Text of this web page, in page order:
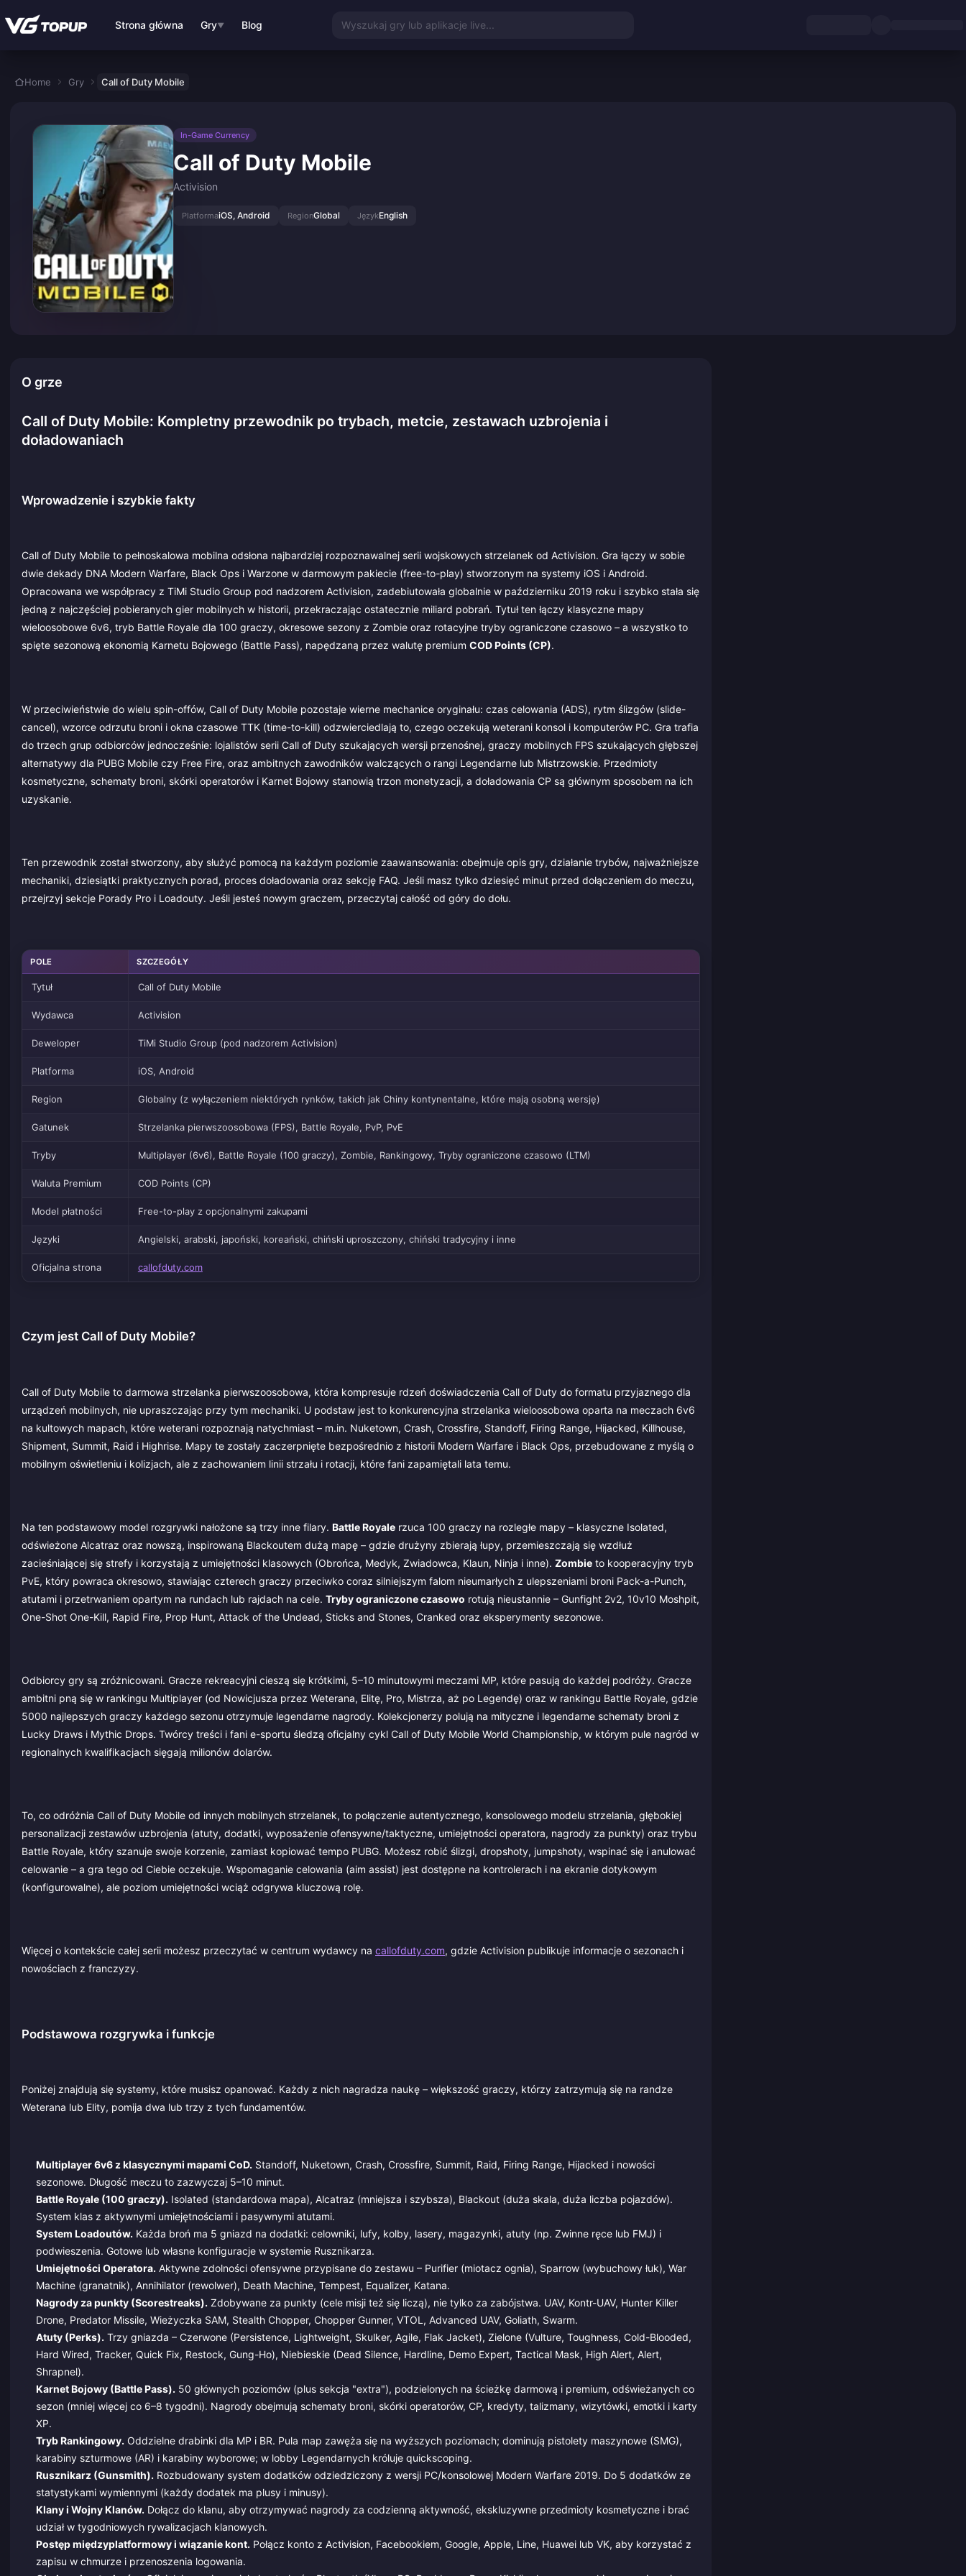
Strona główna Gry▼ Blog Wyszukaj gry lub aplikacje live...
Home Gry Call of Duty Mobile
In-Game Currency
Call of Duty Mobile
Activision
PlatformaiOS, Android RegionGlobal JęzykEnglish
O grze
Call of Duty Mobile: Kompletny przewodnik po trybach, metcie, zestawach uzbrojenia i
doładowaniach
Wprowadzenie i szybkie fakty
Call of Duty Mobile to pełnoskalowa mobilna odsłona najbardziej rozpoznawalnej serii wojskowych strzelanek od Activision. Gra łączy w sobie
dwie dekady DNA Modern Warfare, Black Ops i Warzone w darmowym pakiecie (free-to-play) stworzonym na systemy iOS i Android.
Opracowana we współpracy z TiMi Studio Group pod nadzorem Activision, zadebiutowała globalnie w październiku 2019 roku i szybko stała się
jedną z najczęściej pobieranych gier mobilnych w historii, przekraczając ostatecznie miliard pobrań. Tytuł ten łączy klasyczne mapy
wieloosobowe 6v6, tryb Battle Royale dla 100 graczy, okresowe sezony z Zombie oraz rotacyjne tryby ograniczone czasowo – a wszystko to
spięte sezonową ekonomią Karnetu Bojowego (Battle Pass), napędzaną przez walutę premium COD Points (CP).
W przeciwieństwie do wielu spin-offów, Call of Duty Mobile pozostaje wierne mechanice oryginału: czas celowania (ADS), rytm ślizgów (slide-
cancel), wzorce odrzutu broni i okna czasowe TTK (time-to-kill) odzwierciedlają to, czego oczekują weterani konsol i komputerów PC. Gra trafia
do trzech grup odbiorców jednocześnie: lojalistów serii Call of Duty szukających wersji przenośnej, graczy mobilnych FPS szukających głębszej
alternatywy dla PUBG Mobile czy Free Fire, oraz ambitnych zawodników walczących o rangi Legendarne lub Mistrzowskie. Przedmioty
kosmetyczne, schematy broni, skórki operatorów i Karnet Bojowy stanowią trzon monetyzacji, a doładowania CP są głównym sposobem na ich
uzyskanie.
Ten przewodnik został stworzony, aby służyć pomocą na każdym poziomie zaawansowania: obejmuje opis gry, działanie trybów, najważniejsze
mechaniki, dziesiątki praktycznych porad, proces doładowania oraz sekcję FAQ. Jeśli masz tylko dziesięć minut przed dołączeniem do meczu,
przejrzyj sekcje Porady Pro i Loadouty. Jeśli jesteś nowym graczem, przeczytaj całość od góry do dołu.
POLE SZCZEGÓŁY
Tytuł Call of Duty Mobile
Wydawca Activision
Deweloper TiMi Studio Group (pod nadzorem Activision)
Platforma iOS, Android
Region Globalny (z wyłączeniem niektórych rynków, takich jak Chiny kontynentalne, które mają osobną wersję)
Gatunek Strzelanka pierwszoosobowa (FPS), Battle Royale, PvP, PvE
Tryby Multiplayer (6v6), Battle Royale (100 graczy), Zombie, Rankingowy, Tryby ograniczone czasowo (LTM)
Waluta Premium COD Points (CP)
Model płatności Free-to-play z opcjonalnymi zakupami
Języki Angielski, arabski, japoński, koreański, chiński uproszczony, chiński tradycyjny i inne
Oficjalna strona callofduty.com
Czym jest Call of Duty Mobile?
Call of Duty Mobile to darmowa strzelanka pierwszoosobowa, która kompresuje rdzeń doświadczenia Call of Duty do formatu przyjaznego dla
urządzeń mobilnych, nie upraszczając przy tym mechaniki. U podstaw jest to konkurencyjna strzelanka wieloosobowa oparta na meczach 6v6
na kultowych mapach, które weterani rozpoznają natychmiast – m.in. Nuketown, Crash, Crossfire, Standoff, Firing Range, Hijacked, Killhouse,
Shipment, Summit, Raid i Highrise. Mapy te zostały zaczerpnięte bezpośrednio z historii Modern Warfare i Black Ops, przebudowane z myślą o
mobilnym oświetleniu i kolizjach, ale z zachowaniem linii strzału i rotacji, które fani zapamiętali lata temu.
Na ten podstawowy model rozgrywki nałożone są trzy inne filary. Battle Royale rzuca 100 graczy na rozległe mapy – klasyczne Isolated,
odświeżone Alcatraz oraz nowszą, inspirowaną Blackoutem dużą mapę – gdzie drużyny zbierają łupy, przemieszczają się wzdłuż
zacieśniającej się strefy i korzystają z umiejętności klasowych (Obrońca, Medyk, Zwiadowca, Klaun, Ninja i inne). Zombie to kooperacyjny tryb
PvE, który powraca okresowo, stawiając czterech graczy przeciwko coraz silniejszym falom nieumarłych z ulepszeniami broni Pack-a-Punch,
atutami i przetrwaniem opartym na rundach lub rajdach na cele. Tryby ograniczone czasowo rotują nieustannie – Gunfight 2v2, 10v10 Moshpit,
One-Shot One-Kill, Rapid Fire, Prop Hunt, Attack of the Undead, Sticks and Stones, Cranked oraz eksperymenty sezonowe.
Odbiorcy gry są zróżnicowani. Gracze rekreacyjni cieszą się krótkimi, 5–10 minutowymi meczami MP, które pasują do każdej podróży. Gracze
ambitni pną się w rankingu Multiplayer (od Nowicjusza przez Weterana, Elitę, Pro, Mistrza, aż po Legendę) oraz w rankingu Battle Royale, gdzie
5000 najlepszych graczy każdego sezonu otrzymuje legendarne nagrody. Kolekcjonerzy polują na mityczne i legendarne schematy broni z
Lucky Draws i Mythic Drops. Twórcy treści i fani e-sportu śledzą oficjalny cykl Call of Duty Mobile World Championship, w którym pule nagród w
regionalnych kwalifikacjach sięgają milionów dolarów.
To, co odróżnia Call of Duty Mobile od innych mobilnych strzelanek, to połączenie autentycznego, konsolowego modelu strzelania, głębokiej
personalizacji zestawów uzbrojenia (atuty, dodatki, wyposażenie ofensywne/taktyczne, umiejętności operatora, nagrody za punkty) oraz trybu
Battle Royale, który szanuje swoje korzenie, zamiast kopiować tempo PUBG. Możesz robić ślizgi, dropshoty, jumpshoty, wspinać się i anulować
celowanie – a gra tego od Ciebie oczekuje. Wspomaganie celowania (aim assist) jest dostępne na kontrolerach i na ekranie dotykowym
(konfigurowalne), ale poziom umiejętności wciąż odgrywa kluczową rolę.
Więcej o kontekście całej serii możesz przeczytać w centrum wydawcy na callofduty.com, gdzie Activision publikuje informacje o sezonach i
nowościach z franczyzy.
Podstawowa rozgrywka i funkcje
Poniżej znajdują się systemy, które musisz opanować. Każdy z nich nagradza naukę – większość graczy, którzy zatrzymują się na randze
Weterana lub Elity, pomija dwa lub trzy z tych fundamentów.
Multiplayer 6v6 z klasycznymi mapami CoD. Standoff, Nuketown, Crash, Crossfire, Summit, Raid, Firing Range, Hijacked i nowości
sezonowe. Długość meczu to zazwyczaj 5–10 minut.
Battle Royale (100 graczy). Isolated (standardowa mapa), Alcatraz (mniejsza i szybsza), Blackout (duża skala, duża liczba pojazdów).
System klas z aktywnymi umiejętnościami i pasywnymi atutami.
System Loadoutów. Każda broń ma 5 gniazd na dodatki: celowniki, lufy, kolby, lasery, magazynki, atuty (np. Zwinne ręce lub FMJ) i
podwieszenia. Gotowe lub własne konfiguracje w systemie Rusznikarza.
Umiejętności Operatora. Aktywne zdolności ofensywne przypisane do zestawu – Purifier (miotacz ognia), Sparrow (wybuchowy łuk), War
Machine (granatnik), Annihilator (rewolwer), Death Machine, Tempest, Equalizer, Katana.
Nagrody za punkty (Scorestreaks). Zdobywane za punkty (cele misji też się liczą), nie tylko za zabójstwa. UAV, Kontr-UAV, Hunter Killer
Drone, Predator Missile, Wieżyczka SAM, Stealth Chopper, Chopper Gunner, VTOL, Advanced UAV, Goliath, Swarm.
Atuty (Perks). Trzy gniazda – Czerwone (Persistence, Lightweight, Skulker, Agile, Flak Jacket), Zielone (Vulture, Toughness, Cold-Blooded,
Hard Wired, Tracker, Quick Fix, Restock, Gung-Ho), Niebieskie (Dead Silence, Hardline, Demo Expert, Tactical Mask, High Alert, Alert,
Shrapnel).
Karnet Bojowy (Battle Pass). 50 głównych poziomów (plus sekcja "extra"), podzielonych na ścieżkę darmową i premium, odświeżanych co
sezon (mniej więcej co 6–8 tygodni). Nagrody obejmują schematy broni, skórki operatorów, CP, kredyty, talizmany, wizytówki, emotki i karty
XP.
Tryb Rankingowy. Oddzielne drabinki dla MP i BR. Pula map zawęża się na wyższych poziomach; dominują pistolety maszynowe (SMG),
karabiny szturmowe (AR) i karabiny wyborowe; w lobby Legendarnych króluje quickscoping.
Rusznikarz (Gunsmith). Rozbudowany system dodatków odziedziczony z wersji PC/konsolowej Modern Warfare 2019. Do 5 dodatków ze
statystykami wymiennymi (każdy dodatek ma plusy i minusy).
Klany i Wojny Klanów. Dołącz do klanu, aby otrzymywać nagrody za codzienną aktywność, ekskluzywne przedmioty kosmetyczne i brać
udział w tygodniowych rywalizacjach klanowych.
Postęp międzyplatformowy i wiązanie kont. Połącz konto z Activision, Facebookiem, Google, Apple, Line, Huawei lub VK, aby korzystać z
zapisu w chmurze i przenoszenia logowania.